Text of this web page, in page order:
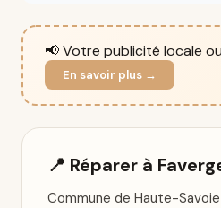
📢 Votre publicité locale
En savoir plus →
📍 Réparer à
Commune de Haute-